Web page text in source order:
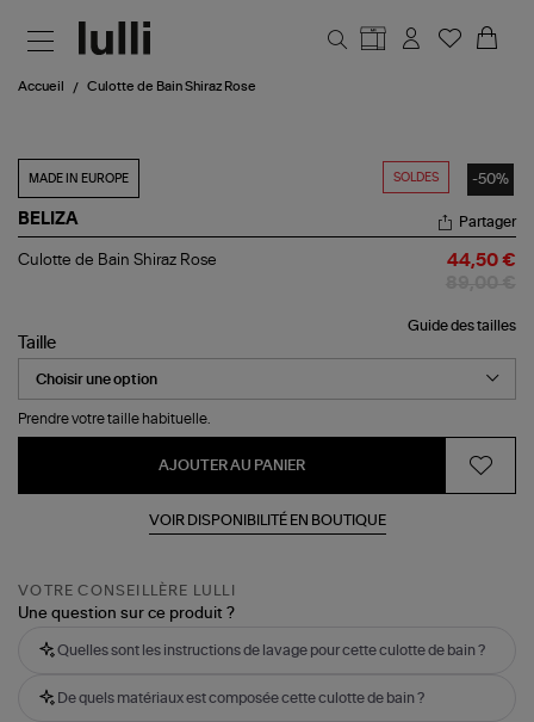
Accueil Culotte de Bain Shiraz Rose
SOLDES -50%
MADE IN EUROPE
BELIZA
Culotte
Rose
Partager
Culotte de Bain Shiraz Rose 44,50 €
Guide des tailles
Taille
Prendre votre taille habituelle.
AJOUTER AU PANIER
VOIR DISPONIBILITÉ EN BOUTIQUE
VOTRE CONSEILLÈRE LULLI
Une question sur ce produit ?
Quelles sont les instructions de lavage pour cette culotte de bain ?
De quels matériaux est composée cette culotte de bain ?